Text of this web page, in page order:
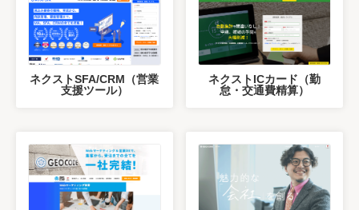
ネクストSFA/CRM（営業
支援ツール）
ネクストICカード（勤
怠・交通費精算）